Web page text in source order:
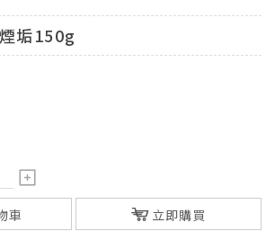
垢150g
車 立即購買